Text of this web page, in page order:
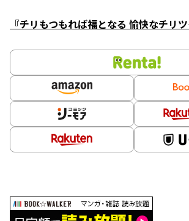
『チリもつもれば福となる 愉快なチリツ